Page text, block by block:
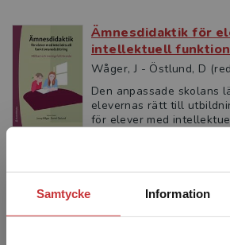
Samtycke Information
Ämnesdidaktik för
intellektuell
Wåger, J - Östlund, D
Den anpassade skolans
elevernas rätt till
för elever med
Exkl. moms: 316 kr